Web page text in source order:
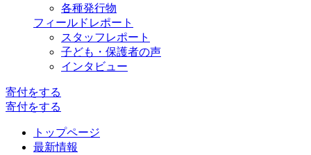
各種発行物
フィールドレポート
スタッフレポート
子ども・保護者の声
インタビュー
寄付をする
寄付をする
トップページ
最新情報